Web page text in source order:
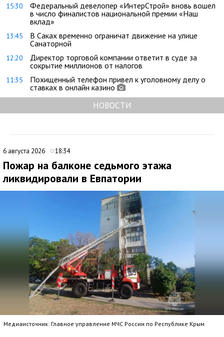
15:30
Федеральный девелопер «ИнтерСтрой» вновь вошел
в число финалистов национальной премии «Наш
вклад»
13:45
В Саках временно ограничат движение на улице
Санаторной
12:20
Директор торговой компании ответит в суде за
сокрытие миллионов от налогов
11:35
Похищенный телефон привел к уголовному делу о
ставках в онлайн казино
НОВОСТИ
6 августа 2026 18:34
Пожар на балконе седьмого этажа
ликвидировали в Евпатории
Медиаисточник: Главное управление МЧС России по Республике Крым